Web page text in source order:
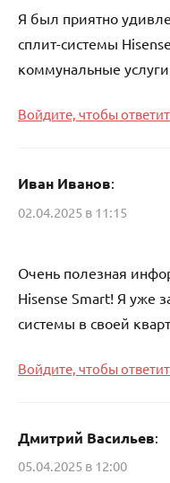
Я был приятно
сплит-системы
коммунальные
Войдите, чтобы
Иван Иванов:
02.04.2025 в 11:15
Очень полезная
Hisense Smart! Я уже
системы в своей
Войдите, чтобы
Дмитрий Васильев:
05.04.2025 в 12:00